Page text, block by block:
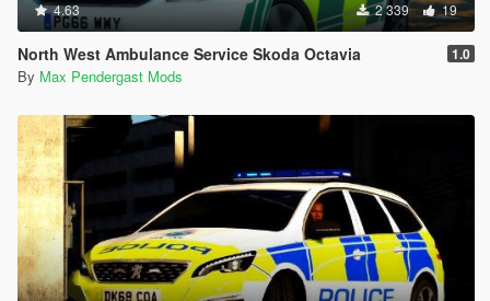
4.63 2 339 19
North West Ambulance Service Skoda Octavia 1.0
By Max Pendergast Mods